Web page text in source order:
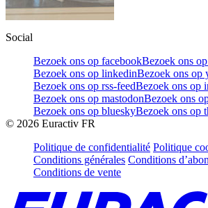
Social
Bezoek ons op facebookBezoek ons
Bezoek ons op linkedinBezoek ons op
Bezoek ons op rss-feedBezoek ons op
Bezoek ons op mastodonBezoek ons
Bezoek ons op blueskyBezoek ons op
© 2026 Euractiv FR
Politique de confidentialité Politique
Conditions générales Conditions
Conditions de vente